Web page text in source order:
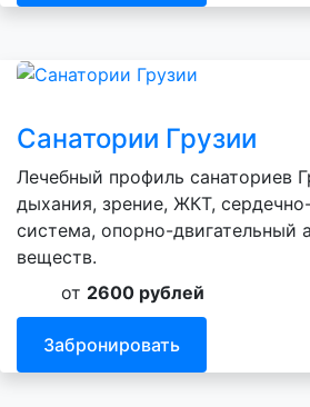
Санатории Грузии
Лечебный профиль санаториев
дыхания, зрение, ЖКТ,
система, опорно-двигательный
веществ.
от 2600 рублей
Забронировать